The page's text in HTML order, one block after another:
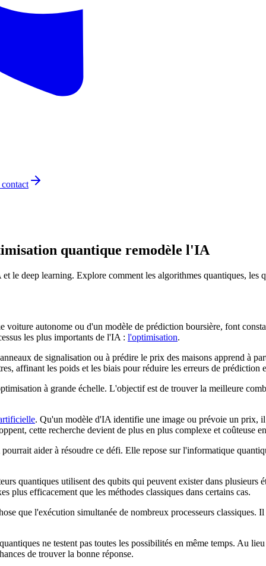
contact
quantique remodèle l'IA
le deep learning. Explore comment les algorithmes quantiques, les
autonome ou d'un modèle de prédiction boursière, font
les plus importants de l'IA : l'optimisation.
de signalisation ou à prédire le prix des maisons apprend à
affinant les poids et les biais pour réduire les erreurs de prédiction
à grande échelle. L'objectif est de trouver la meilleure
. Qu'un modèle d'IA identifie une image ou prévoie un prix,
cette recherche devient de plus en plus complexe et coûteuse
pourrait aider à résoudre ce défi. Elle repose sur l'informatique
quantiques utilisent des qubits qui peuvent exister dans plusieurs
plus efficacement que les méthodes classiques dans certains cas.
que l'exécution simultanée de nombreux processeurs
ne testent pas toutes les possibilités en même temps. Au
de trouver la bonne réponse.